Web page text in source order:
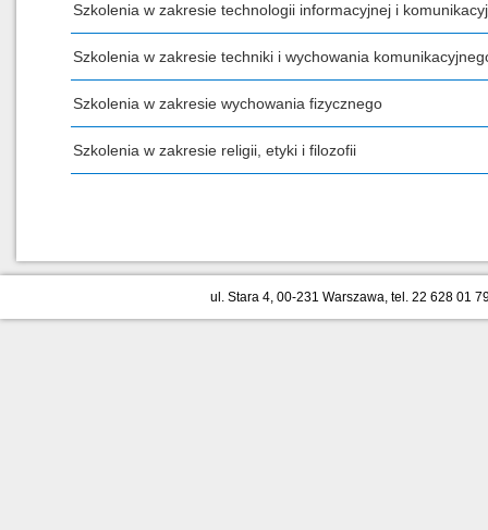
Szkolenia w zakresie technologii informacyjnej i
Szkolenia w zakresie techniki i wychowania
Szkolenia w zakresie wychowania fizycznego
Szkolenia w zakresie religii, etyki i filozofii
ul. Stara 4, 00-231 Warszawa, tel. 22 628 01